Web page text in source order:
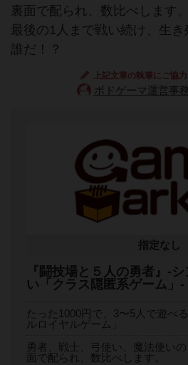
裏面で配られ、数比べします。
最後の1人まで戦い続け、生
誰だ！？
上記文章の執筆にご協
ボドゲーマ運営事
指定なし
『闘技場と５人の勇者』-
い「クラス隠匿系ゲーム」-
たった1000円で、3〜5人で遊べ
ルロイヤルゲーム」
勇者、戦士、弓使い、魔法使い
面で配られ、数比べします。